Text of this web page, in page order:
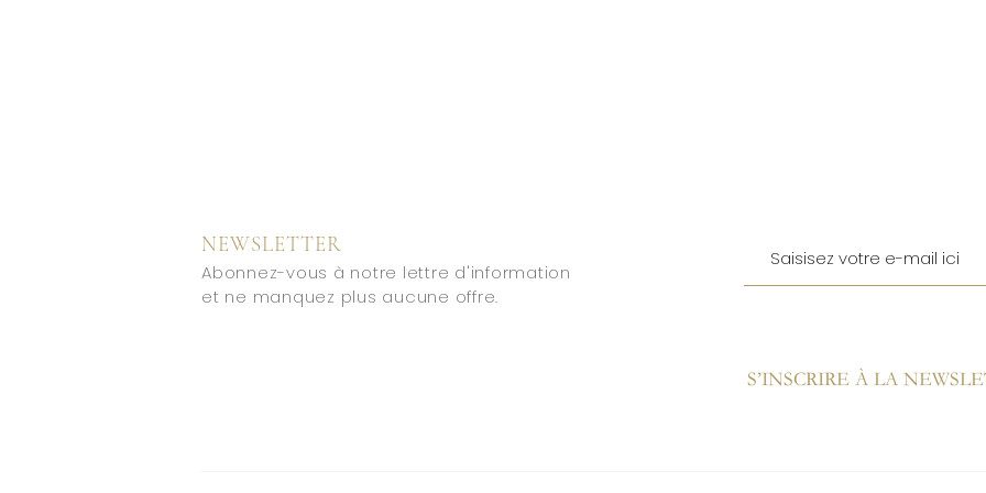
NEWSLETTER
Abonnez-vous à notre lettre d'information
et ne manquez plus aucune offre.
S’INSCRIRE À LA